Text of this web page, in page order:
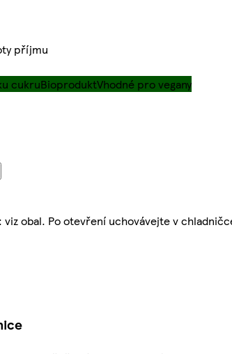
příjmu
cukruBioproduktVhodné pro vegany
obal. Po otevření uchovávejte v